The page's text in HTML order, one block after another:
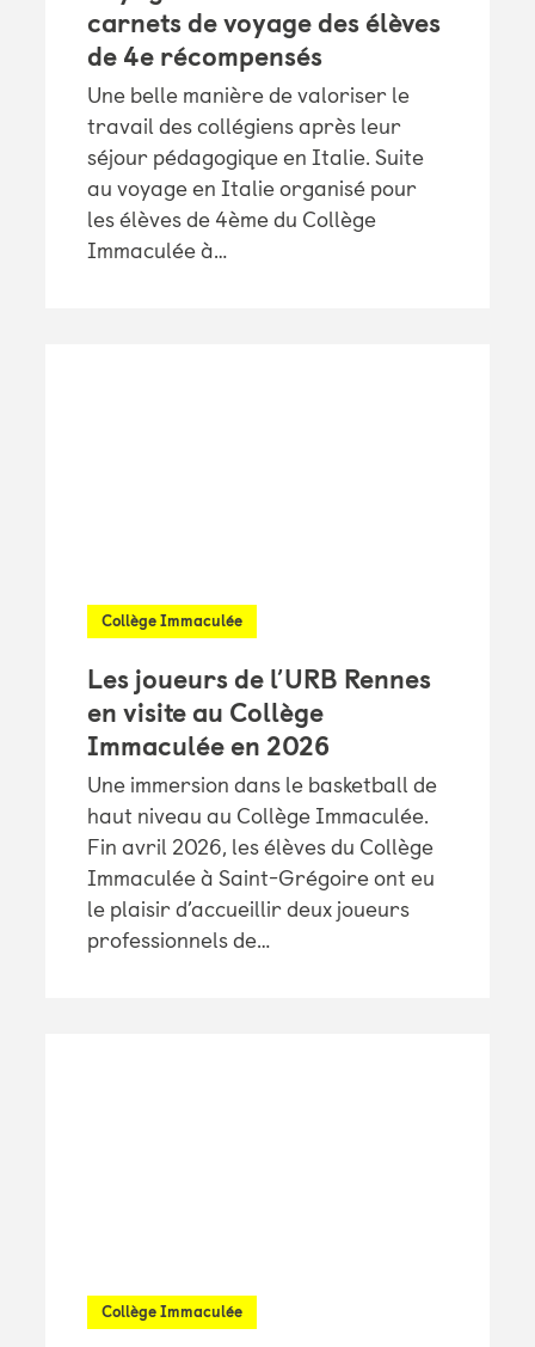
carnets de voyage des élèves
de 4e récompensés
Une belle manière de valoriser le
travail des collégiens après leur
séjour pédagogique en Italie. Suite
au voyage en Italie organisé pour
les élèves de 4ème du Collège
Immaculée à…
Collège Immaculée
Les joueurs de l’URB Rennes
en visite au Collège
Immaculée en 2026
Une immersion dans le basketball de
haut niveau au Collège Immaculée.
Fin avril 2026, les élèves du Collège
Immaculée à Saint-Grégoire ont eu
le plaisir d’accueillir deux joueurs
professionnels de…
Collège Immaculée